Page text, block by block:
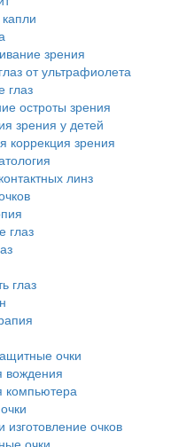
зрения
от ультрафиолета
глаз
остроты зрения
зрения у детей
коррекция зрения
линз
глаз
глаз
очки
вождения
компьютера
изготовление очков